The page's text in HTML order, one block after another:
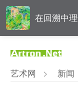
在回溯中
破界与归真
对话 | 在
艺术网 > 新闻